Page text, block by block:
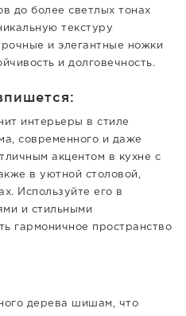
до более светлых тонах
текстуру
и элегантные ножки
и долговечность.
интерьеры в стиле
современного и даже
акцентом в кухне с
в уютной столовой,
Используйте его в
и стильными
гармоничное пространство
дерева шишам, что